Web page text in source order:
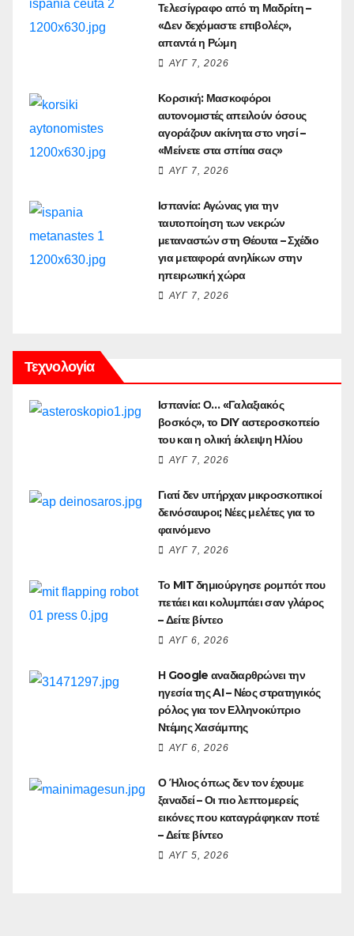
Τελεσίγραφο από τη Μαδρίτη –
«Δεν δεχόμαστε επιβολές»,
απαντά η Ρώμη
ΑΥΓ 7, 2026
Κορσική: Μασκοφόροι
αυτονομιστές απειλούν όσους
αγοράζουν ακίνητα στο νησί –
«Μείνετε στα σπίτια σας»
ΑΥΓ 7, 2026
Ισπανία: Αγώνας για την
ταυτοποίηση των νεκρών
μεταναστών στη Θέουτα – Σχέδιο
για μεταφορά ανηλίκων στην
ηπειρωτική χώρα
ΑΥΓ 7, 2026
Τεχνολογία
Ισπανία: Ο… «Γαλαξιακός
βοσκός», το DIY αστεροσκοπείο
του και η ολική έκλειψη Ηλίου
ΑΥΓ 7, 2026
Γιατί δεν υπήρχαν μικροσκοπικοί
δεινόσαυροι; Νέες μελέτες για το
φαινόμενο
ΑΥΓ 7, 2026
Το MIT δημιούργησε ρομπότ που
πετάει και κολυμπάει σαν γλάρος
– Δείτε βίντεο
ΑΥΓ 6, 2026
Η Google αναδιαρθρώνει την
ηγεσία της AI – Νέος στρατηγικός
ρόλος για τον Ελληνοκύπριο
Ντέμης Χασάμπης
ΑΥΓ 6, 2026
Ο Ήλιος όπως δεν τον έχουμε
ξαναδεί – Οι πιο λεπτομερείς
εικόνες που καταγράφηκαν ποτέ
– Δείτε βίντεο
ΑΥΓ 5, 2026